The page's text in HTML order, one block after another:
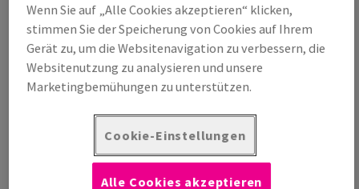
Image, Impact, weiss, holzfrei ECF, 300g/m2, 700mm x 1000mm, B1,
SB, Paket zu 125 Bogen/Blatt, FSC Mix Credit
Produktinformation
Produkt weiterempfehlen
Listenpreis
Mengeneinheiten
Wenn Sie auf „Alle Cookies akzeptieren“ klicken,
stimmen Sie der Speicherung von Cookies auf Ihrem
Gerät zu, um die Websitenavigation zu verbessern, die
Websitenutzung zu analysieren und unsere
Marketingbemühungen zu unterstützen.
Cookie-Einstellungen
Alle Cookies akzeptieren